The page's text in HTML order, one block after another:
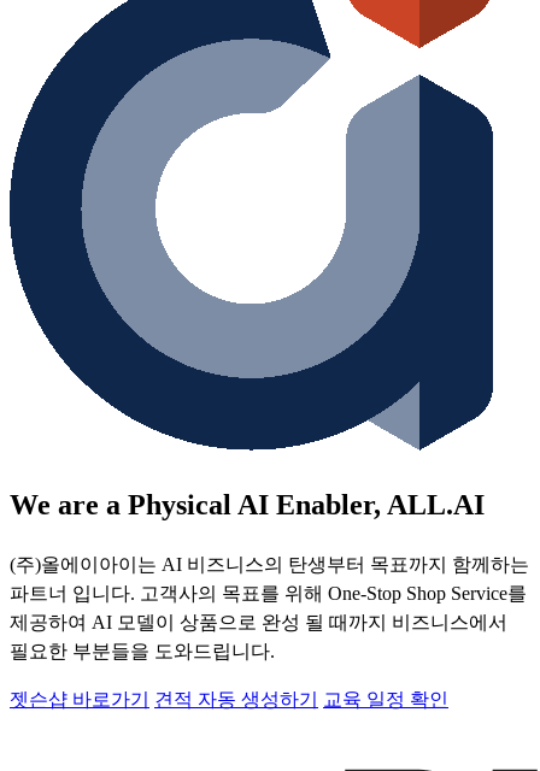
We are a Physical AI Enabler, ALL.AI
(주)올에이아이는 AI 비즈니스의 탄생부터 목표까지 함께하는
파트너 입니다. 고객사의 목표를 위해 One-Stop Shop Service를
제공하여 AI 모델이 상품으로 완성 될 때까지 비즈니스에서
필요한 부분들을 도와드립니다.
젯슨샵 바로가기 견적 자동 생성하기 교육 일정 확인